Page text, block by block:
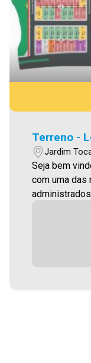
Terreno -
Jardim
Seja bem vindo! A Imobiliária Ativa
com uma
de encontrar o